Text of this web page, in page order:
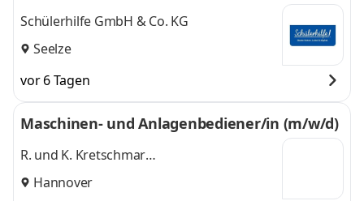
Schülerhilfe GmbH & Co. KG
Seelze
vor 6 Tagen
Maschinen- und Anlagenbediener/in (m/w/d)
R. und K. Kretschmar
Beteiligungsgesellschaft mbH
Hannover